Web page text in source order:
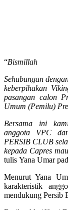
“Bismillah
Sehubungan
keberpihakan
pasangan calon
Umum (Pemilu)
Bersama ini
anggota VPC
PERSIB CLUB
kepada Capres
tulis Yana Umar
Menurut Yana
karakteristik
mendukung Persib